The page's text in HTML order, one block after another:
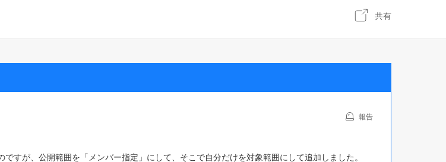
共有
報告
すが、公開範囲を「メンバー指定」にして、そこで自分だけを対象範囲にして追加しました。